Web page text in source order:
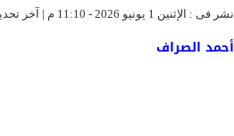
نشر فى : الإثنين 1 يونيو 2026 - 11:10 م | آخر تحديث : الإثنين 1 يونيو 2026 - 11:10 م
أحمد الصراف